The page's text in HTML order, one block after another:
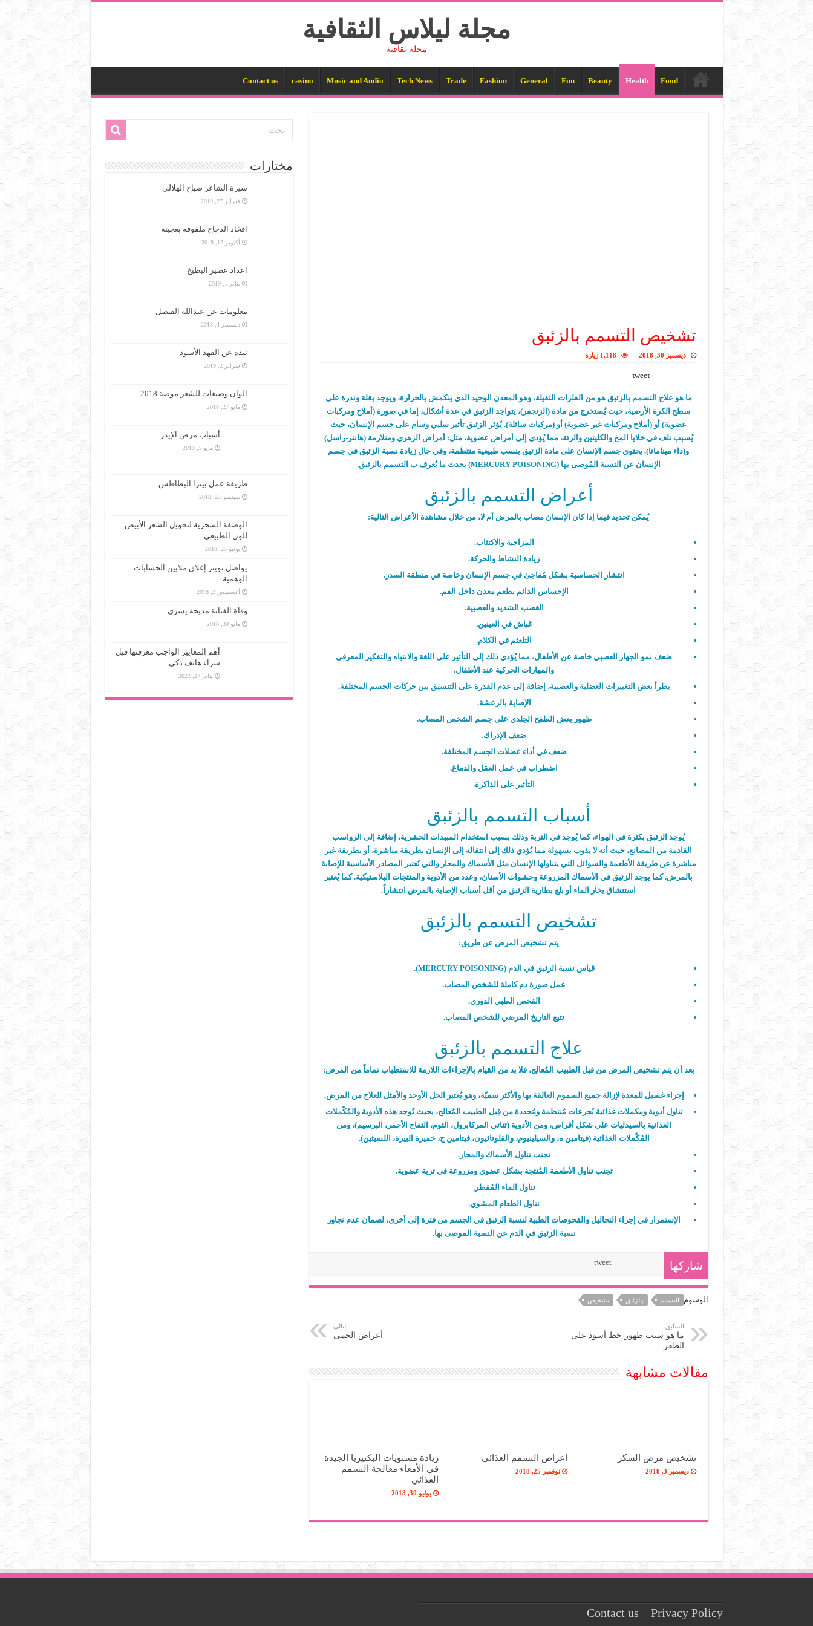
مجلة ليلاس الثقافية
مجلة ثقافية
Food
Health
Beauty
Fun
General
Fashion
Trade
Tech News
Music and Audio
casino
Contact us
تشخيص التسمم بالزئبق
ديسمبر 30, 2018 1,118 زيارة
tweet
ما هو علاج التسمم بالزئبق هو من الفلزات الثقيلة، وهو المعدن الوحيد الذي ينكمش بالحرارة، ويوجد بقلة وندرة على
سطح الكرة الأرضية، حيث يُستخرج من مادة (الزنجفر)، يتواجد الزئبق في عدة أشكال، إما في صورة (أملاح ومركبات
عضوية) أو (أملاح ومركبات غير عضوية) أو (مركبات سائلة). يُؤثر الزئبق تأثير سلبي وسام على جسم الإنسان، حيث
يُسبب تلف في خلايا المخ والكليتين والرئة، مما يُؤدي إلى أمراض عضوية، مثل: أمراض الزهري ومتلازمة (هانتر-راسل)
و(داء ميناماتا). يحتوي جسم الإنسان على مادة الزئبق بنسب طبيعية منتظمة، وفي حال زيادة نسبة الزئبق في جسم
الإنسان عن النسبة المُوصى بها (MERCURY POISONING) يحدث ما يُعرف ب التسمم بالزئبق.
أعراض التسمم بالزئبق
يُمكن تحديد فيما إذا كان الإنسان مصاب بالمرض أم لا، من خلال مشاهدة الأعراض التالية:
المزاجية والاكتئاب.
زيادة النشاط والحركة.
انتشار الحساسية بشكل مُفاجئ في جسم الإنسان وخاصة في منطقة الصدر.
الإحساس الدائم بطعم معدن داخل الفم.
الغضب الشديد والعصبية.
غباش في العينين.
التلعثم في الكلام.
ضعف نمو الجهاز العصبي خاصة عن الأطفال، مما يُؤدي ذلك إلى التأثير على اللغة والانتباه والتفكير المعرفي
والمهارات الحركية عند الأطفال.
يطرأ بعض التغييرات العضلية والعصبية، إضافة إلى عدم القدرة على التنسيق بين حركات الجسم المختلفة.
الإصابة بالرعشة.
ظهور بعض الطفح الجلدي على جسم الشخص المصاب.
ضعف الإدراك.
ضعف في أداء عضلات الجسم المختلفة.
اضطراب في عمل العقل والدماغ.
التأثير على الذاكرة.
أسباب التسمم بالزئبق
يُوجد الزئبق بكثرة في الهواء، كما يُوجد في التربة وذلك بسبب استخدام المبيدات الحشرية، إضافة إلى الرواسب
القادمة من المصانع، حيث أنه لا يذوب بسهولة مما يُؤدي ذلك إلى انتقاله إلى الإنسان بطريقة مباشرة، أو بطريقة غير
مباشرة عن طريقة الأطعمة والسوائل التي يتناولها الإنسان مثل الأسماك والمحار والتي تُعتبر المصادر الأساسية للإصابة
بالمرض. كما يوجد الزئبق في الأسماك المزروعة وحشوات الأسنان، وعدد من الأدوية والمنتجات البلاستيكية. كما يُعتبر
استنشاق بخار الماء أو بلع بطارية الزئبق من أقل أسباب الإصابة بالمرض انتشاراً.
تشخيص التسمم بالزئبق
يتم تشخيص المرض عن طريق:
قياس نسبة الزئبق في الدم (MERCURY POISONING).
عمل صورة دم كاملة للشخص المصاب.
الفحص الطبي الدوري.
تتبع التاريخ المرضي للشخص المصاب.
علاج التسمم بالزئبق
بعد أن يتم تشخيص المرض من قبل الطبيب المُعالج، فلا بد من القيام بالإجراءات اللازمة للاستطباب تماماً من المرض:
إجراء غسيل للمعدة لإزالة جميع السموم العالقة بها والأكثر سميّة، وهو يُعتبر الحل الأوحد والأمثل للعلاج من المرض.
تناول أدوية ومكملات غذائية بُجرعات مُنتظمة ومُحددة من قِبل الطبيب المُعالج، بحيث تُوجد هذه الأدوية والمُكّملات
الغذائية بالصيدليات على شكل أقراص، ومن الأدوية (ثنائي المركابرول، الثوم، التفاح الأحمر، البرسيم)، ومن
المُكّملات الغذائية (فيتامين ه، والسيلينيوم، والقلوتاثيون، فيتامين ج، خميرة البيرة، اللسيثين).
تجنب تناول الأسماك والمحار.
تجنب تناول الأطعمة المُنتجة بشكل عضوي ومزروعة في تربة عضوية.
تناول الماء المُقطر.
تناول الطعام المشوي.
الإستمرار في إجراء التحاليل والفحوصات الطبية لنسبة الزئبق في الجسم من فترة إلى أخرى، لضمان عدم تجاوز
نسبة الزئبق في الدم عن النسبة الموصى بها.
شاركها tweet
الوسوم التسمم بالزئبق تشخيص
السابق
ما هو سبب ظهور خط أسود على
الظفر
التالي
أعراض الحمى
مقالات مشابهة
تشخيص مرض السكر
ديسمبر 3, 2018
اعراض التسمم الغذائي
نوفمبر 25, 2018
زيادة مستويات البكتيريا الجيدة
في الأمعاء معالجة التسمم
الغذائي
يوليو 30, 2018
مختارات
سيرة الشاعر صباح الهلالي
فبراير 27, 2019
افخاذ الدجاج ملفوفه بعجينه
أكتوبر 17, 2018
اعداد عصير البطيخ
يناير 1, 2019
معلومات عن عبدالله الفيصل
ديسمبر 4, 2018
نبذه عن الفهد الأسود
فبراير 2, 2019
الوان وصبغات للشعر موضة 2018
مايو 27, 2018
أسباب مرض الإيدز
مايو 5, 2019
طريقة عمل بيتزا البطاطس
سبتمبر 25, 2018
الوصفة السحرية لتحويل الشعر الأبيض
للون الطبيعي
يونيو 25, 2018
يواصل تويتر إغلاق ملايين الحسابات
الوهمية
أغسطس 2, 2018
وفاة الفنانة مديحة يسري
مايو 30, 2018
أهم المعايير الواجب معرفتها قبل
شراء هاتف ذكي
يناير 27, 2022
Contact us Privacy Policy